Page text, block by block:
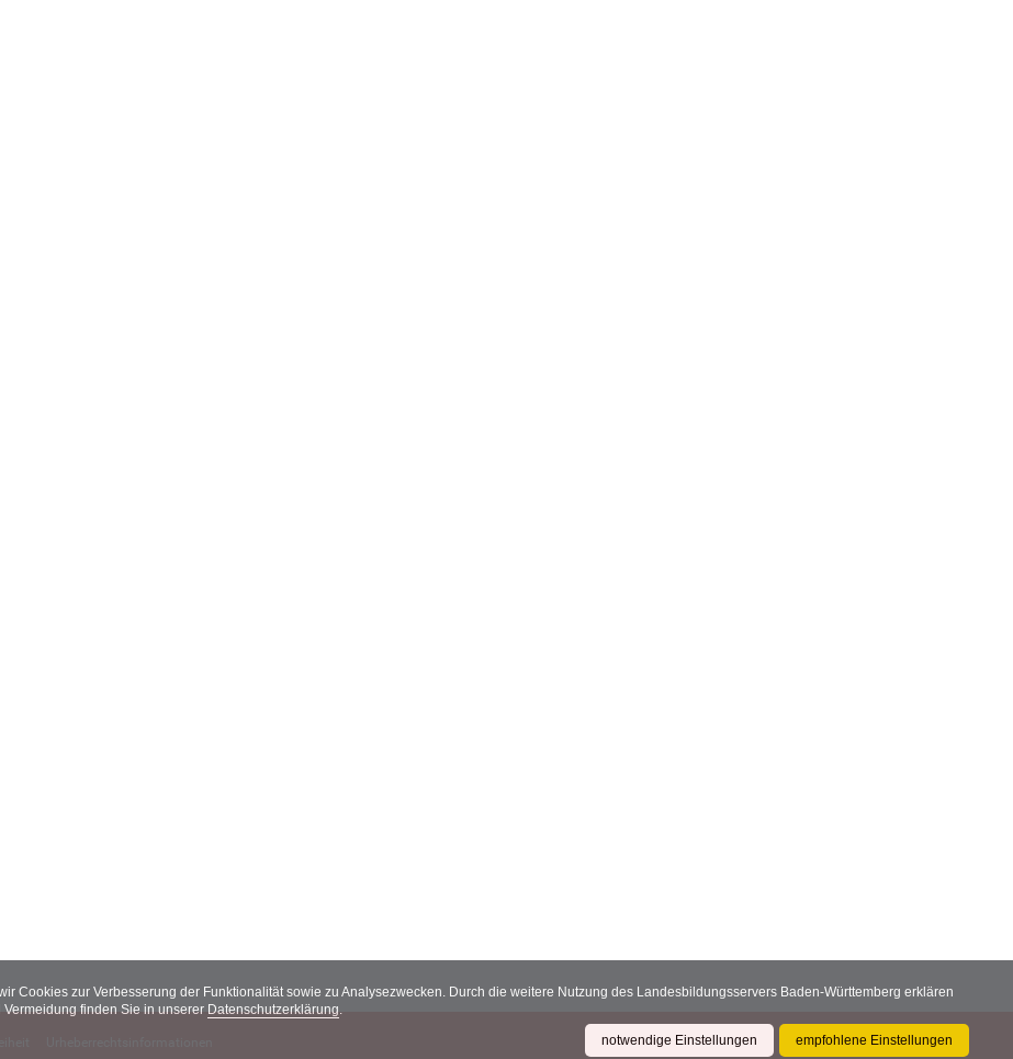
Cookies zur Verbesserung der Funktionalität sowie zu Analysezwecken. Durch die weitere Nutzung des Landesbildungsservers Baden-Württemberg erklären
finden Sie in unserer Datenschutzerklärung.
notwendige Einstellungen
empfohlene Einstellungen